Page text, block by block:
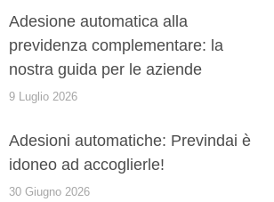
Adesione automatica alla
previdenza complementare: la
nostra guida per le aziende
9 Luglio 2026
Adesioni automatiche: Previndai è
idoneo ad accoglierle!
30 Giugno 2026